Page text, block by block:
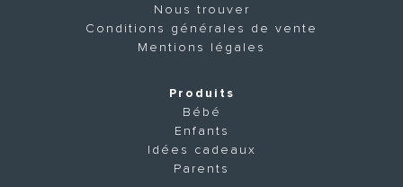
Nous trouver
Conditions générales de vente
Mentions légales
Produits
Bébé
Enfants
Idées cadeaux
Parents